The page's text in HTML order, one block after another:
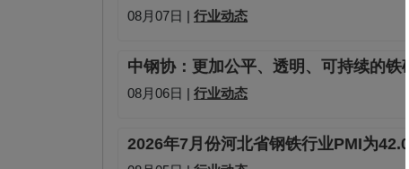
08月07日 | 行业动态
中钢协：更加公平、透明、可持续的
08月06日 | 行业动态
2026年7月份河北省钢铁行业PMI为